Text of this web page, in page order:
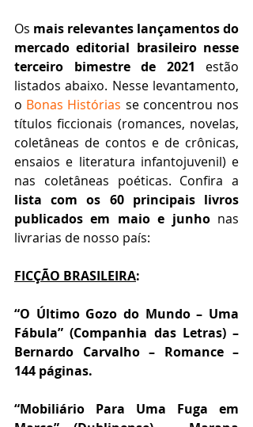
Os mais relevantes lançamentos do
mercado editorial brasileiro nesse
terceiro bimestre de 2021 estão
listados abaixo. Nesse levantamento,
o Bonas Histórias se concentrou nos
títulos ficcionais (romances, novelas,
coletâneas de contos e de crônicas,
ensaios e literatura infantojuvenil) e
lista com os 60 principais livros
publicados em maio e junho nas
livrarias de nosso país:
FICÇÃO BRASILEIRA:
“O Último Gozo do Mundo – Uma
Fábula” (Companhia das Letras) –
Bernardo Carvalho – Romance –
144 páginas.
“Mobiliário Para Uma Fuga em